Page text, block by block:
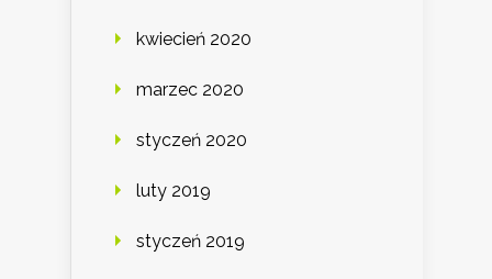
kwiecień 2020
marzec 2020
styczeń 2020
luty 2019
styczeń 2019